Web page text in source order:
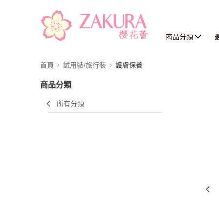
商品分類
首頁 試用裝/旅行裝 護膚保養
商品分類
所有分類